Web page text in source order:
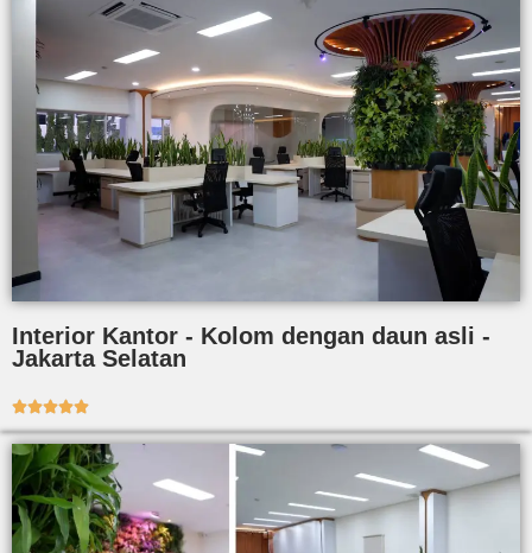
Interior Kantor - Kolom dengan daun asli -
Jakarta Selatan
